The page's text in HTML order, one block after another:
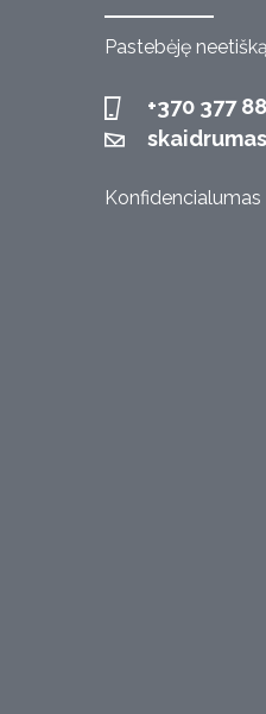
Pastebėję
+370 377